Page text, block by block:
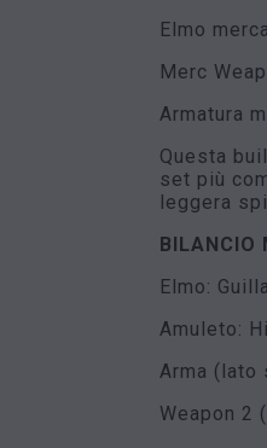
Elmo
Merc
Armatura
Questa
set più
leggera
BILANCIO
Elmo:
Amuleto:
Arma (lato
Weapon 2